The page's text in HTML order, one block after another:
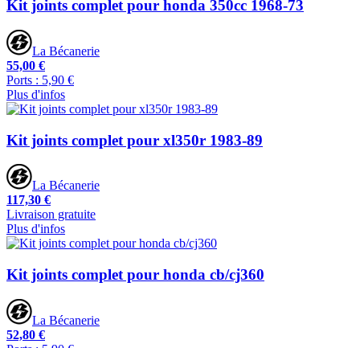
Kit joints complet pour honda 350cc 1968-73
La Bécanerie
55,00 €
Ports : 5,90 €
Plus d'infos
Kit joints complet pour xl350r 1983-89
La Bécanerie
117,30 €
Livraison gratuite
Plus d'infos
Kit joints complet pour honda cb/cj360
La Bécanerie
52,80 €